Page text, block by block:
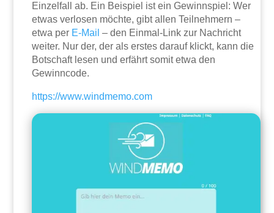
Einzelfall ab. Ein Beispiel ist ein Gewinnspiel: Wer
etwas verlosen möchte, gibt allen Teilnehmern –
etwa per E-Mail – den Einmal-Link zur Nachricht
weiter. Nur der, der als erstes darauf klickt, kann die
Botschaft lesen und erfährt somit etwa den
Gewinncode.
https://www.windmemo.com